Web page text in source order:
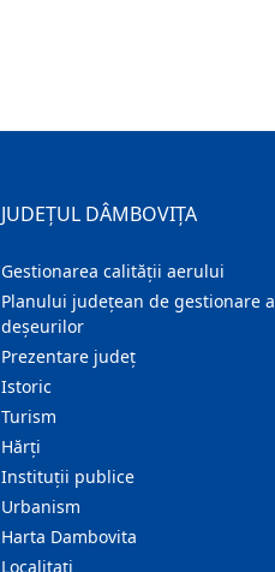
JUDEȚUL DÂMBOVIȚA
Gestionarea calității aerului
Planului județean de gestionare a
deșeurilor
Prezentare judeţ
Istoric
Turism
Hărţi
Instituţii publice
Urbanism
Harta Dambovita
Localitaţi